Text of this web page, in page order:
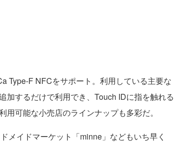
Type-F NFCをサポート。利用している主要な
加するだけで利用でき、Touch IDに指を触れる
可能な小売店のラインナップも多彩だ。
メイドマーケット「minne」などもいち早く